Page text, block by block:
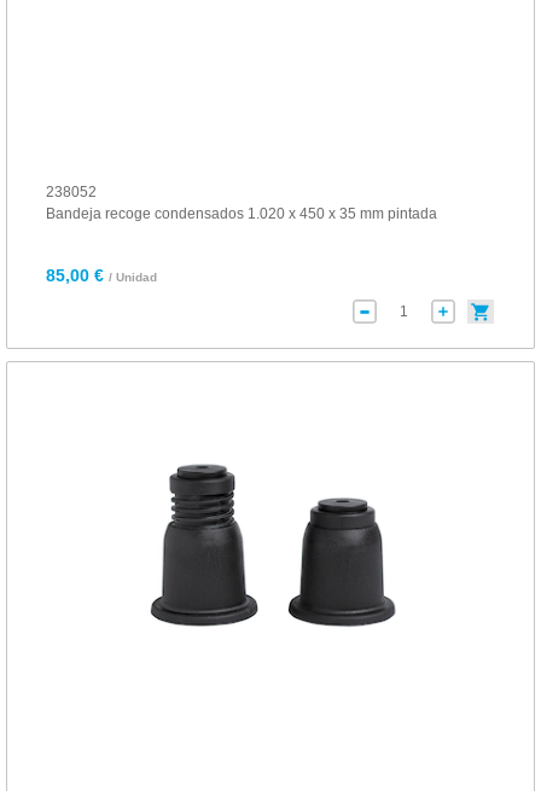
238052
Bandeja recoge condensados 1.020 x 450 x 35 mm pintada
85,00 € / Unidad